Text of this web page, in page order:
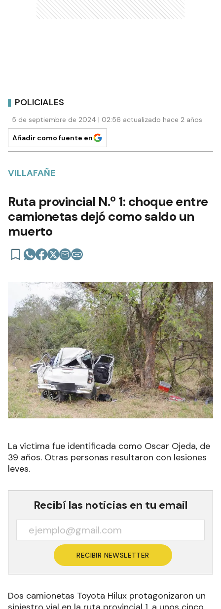
POLICIALES
5 de septiembre de 2024 | 02:56 actualizado hace 2 años
Añadir como fuente en
VILLAFAÑE
Ruta provincial N.º 1: choque entre
camionetas dejó como saldo un
muerto
La víctima fue identificada como Oscar Ojeda, de
39 años. Otras personas resultaron con lesiones
leves.
Recibí las noticias en tu email
RECIBIR NEWSLETTER
Dos camionetas Toyota Hilux protagonizaron un